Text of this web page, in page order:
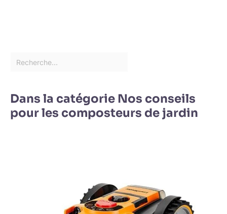
Dans la catégorie Nos conseils
pour les composteurs de jardin